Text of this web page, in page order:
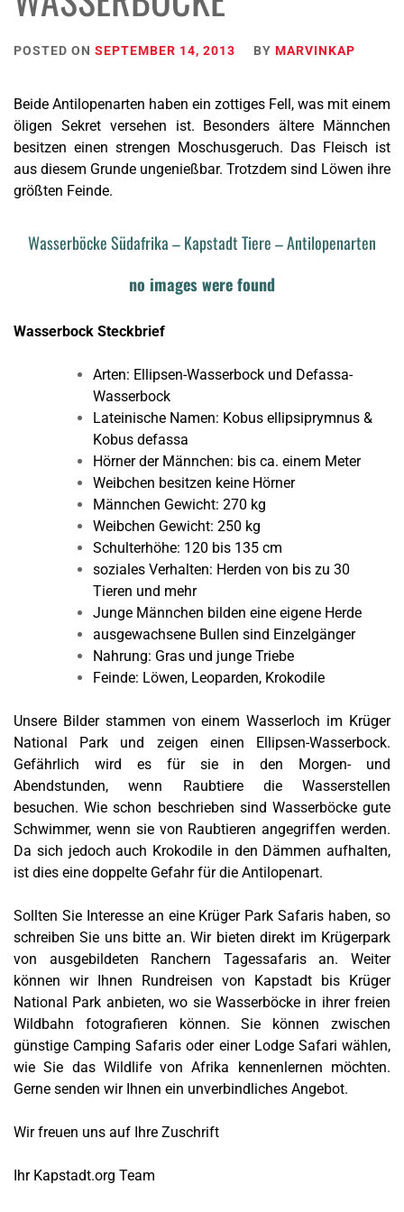
POSTED ON SEPTEMBER 14, 2013 BY MARVINKAP
Beide Antilopenarten haben ein zottiges Fell, was mit einem
öligen Sekret versehen ist. Besonders ältere Männchen
besitzen einen strengen Moschusgeruch. Das Fleisch ist
aus diesem Grunde ungenießbar. Trotzdem sind Löwen ihre
größten Feinde.
Wasserböcke Südafrika – Kapstadt Tiere – Antilopenarten
no images were found
Wasserbock Steckbrief
Arten: Ellipsen-Wasserbock und Defassa-
Wasserbock
Lateinische Namen: Kobus ellipsiprymnus &
Kobus defassa
Hörner der Männchen: bis ca. einem Meter
Weibchen besitzen keine Hörner
Männchen Gewicht: 270 kg
Weibchen Gewicht: 250 kg
Schulterhöhe: 120 bis 135 cm
soziales Verhalten: Herden von bis zu 30
Tieren und mehr
Junge Männchen bilden eine eigene Herde
ausgewachsene Bullen sind Einzelgänger
Nahrung: Gras und junge Triebe
Feinde: Löwen, Leoparden, Krokodile
Unsere Bilder stammen von einem Wasserloch im Krüger
National Park und zeigen einen Ellipsen-Wasserbock.
Gefährlich wird es für sie in den Morgen- und
Abendstunden, wenn Raubtiere die Wasserstellen
besuchen. Wie schon beschrieben sind Wasserböcke gute
Schwimmer, wenn sie von Raubtieren angegriffen werden.
Da sich jedoch auch Krokodile in den Dämmen aufhalten,
ist dies eine doppelte Gefahr für die Antilopenart.
Sollten Sie Interesse an eine Krüger Park Safaris haben, so
schreiben Sie uns bitte an. Wir bieten direkt im Krügerpark
von ausgebildeten Ranchern Tagessafaris an. Weiter
können wir Ihnen Rundreisen von Kapstadt bis Krüger
National Park anbieten, wo sie Wasserböcke in ihrer freien
Wildbahn fotografieren können. Sie können zwischen
günstige Camping Safaris oder einer Lodge Safari wählen,
wie Sie das Wildlife von Afrika kennenlernen möchten.
Gerne senden wir Ihnen ein unverbindliches Angebot.
Wir freuen uns auf Ihre Zuschrift
Ihr Kapstadt.org Team